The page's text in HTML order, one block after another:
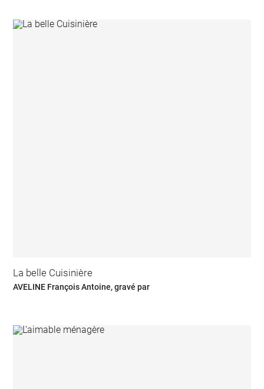
La belle Cuisinière
AVELINE François Antoine, gravé par